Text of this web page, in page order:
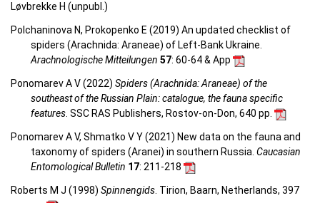
Løvbrekke H (unpubl.)
Polchaninova N, Prokopenko E (2019) An updated checklist of
spiders (Arachnida: Araneae) of Left-Bank Ukraine.
Arachnologische Mitteilungen 57: 60-64 & App
Ponomarev A V (2022) Spiders (Arachnida: Araneae) of the
southeast of the Russian Plain: catalogue, the fauna specific
features. SSC RAS Publishers, Rostov-on-Don, 640 pp.
Ponomarev A V, Shmatko V Y (2021) New data on the fauna and
taxonomy of spiders (Aranei) in southern Russia. Caucasian
Entomological Bulletin 17: 211-218
Roberts M J (1998) Spinnengids. Tirion, Baarn, Netherlands, 397